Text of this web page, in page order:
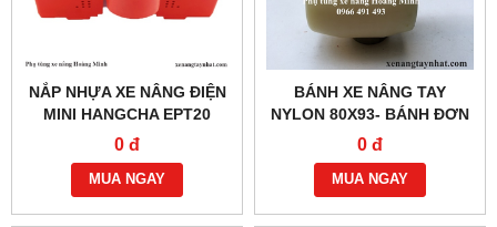
NẮP NHỰA XE NÂNG ĐIỆN
MINI HANGCHA EPT20
0 đ
MUA NGAY
BÁNH XE NÂNG TAY
NYLON 80X93- BÁNH ĐƠN
0 đ
MUA NGAY